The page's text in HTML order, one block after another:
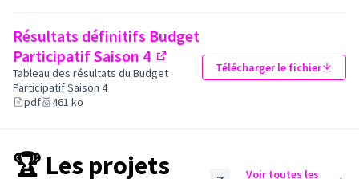
Résultats définitifs Budget
Participatif Saison 4
(Lien externe)
Tableau des résultats du Budget
Participatif Saison 4
pdf
461 ko
Télécharger le fichier
🏆 Les projets
Voir toutes les